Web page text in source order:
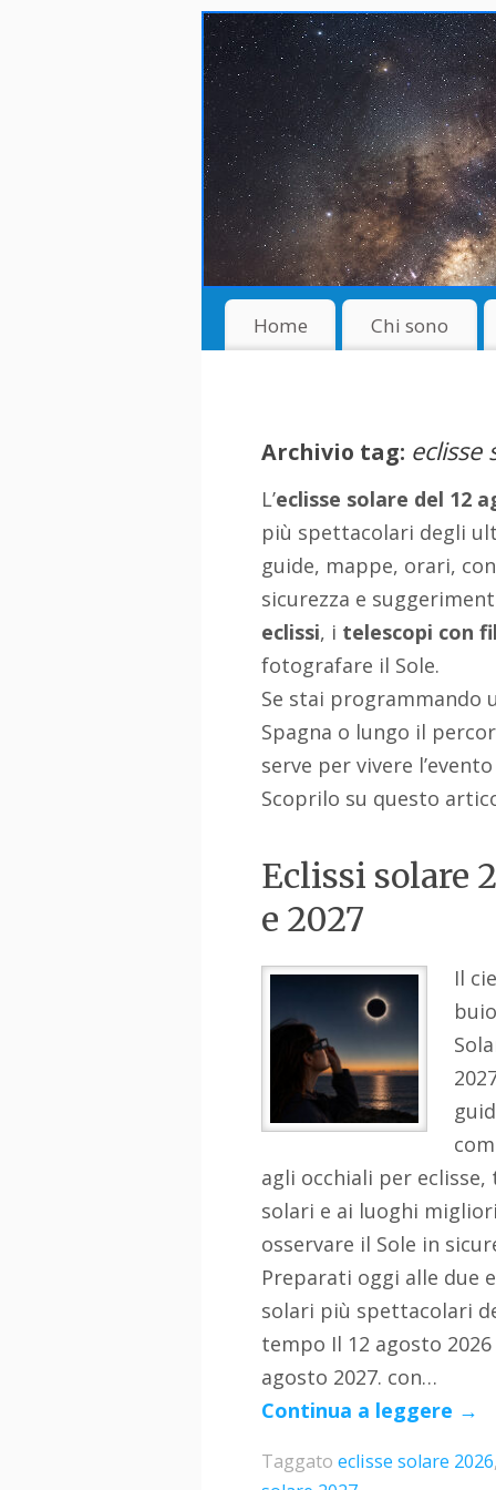
Home Chi sono
Archivio tag: eclisse
L’eclisse solare del 12
più spettacolari degli
guide, mappe, orari,
sicurezza e
eclissi, i telescopi con
fotografare il Sole.
Se stai programmando
Spagna o lungo il
serve per vivere
Scoprilo su questo
Eclissi solare
e 2027
Il
agli occhiali per eclisse,
solari e ai luoghi
osservare il Sole in
Preparati oggi alle due
solari più spettacolari
tempo Il 12 agosto 2026
agosto 2027. con…
Continua a leggere →
Taggato eclisse solare 2026,